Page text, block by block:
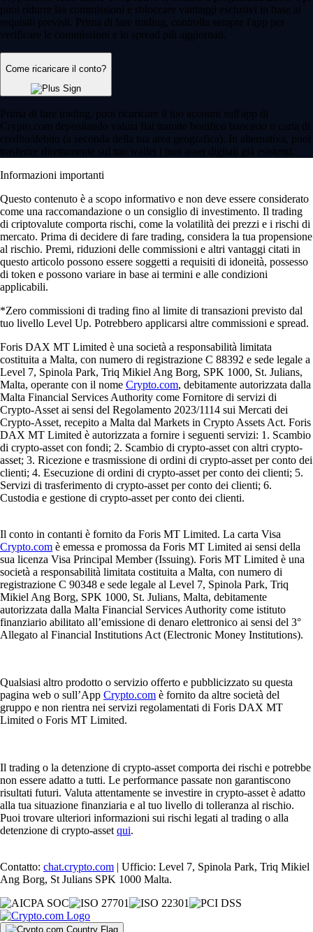
puoi ridurre las commissioni e sbloccare vantaggi esclusivi in base ai
requisiti previsti. Prima di fare trading, controlla sempre l'app per
verificare le commissioni e lo spread più aggiornati.
Come ricaricare il conto?
Prima di fare trading, puoi ricaricare il tuo account sull'app di
Crypto.com depositando valuta fiat tramite bonifico bancario o carta di
credito/debito (a seconda della tua area geografica). In alternativa, puoi
trasferire direttamente sul tuo wallet i tuoi asset digitali già esistenti.
Informazioni importanti
Questo contenuto è a scopo informativo e non deve essere considerato
come una raccomandazione o un consiglio di investimento. Il trading
di criptovalute comporta rischi, come la volatilità dei prezzi e i rischi di
mercato. Prima di decidere di fare trading, considera la tua propensione
al rischio. Premi, riduzioni delle commissioni e altri vantaggi citati in
questo articolo possono essere soggetti a requisiti di idoneità, possesso
di token e possono variare in base ai termini e alle condizioni
applicabili.
*Zero commissioni di trading fino al limite di transazioni previsto dal
tuo livello Level Up. Potrebbero applicarsi altre commissioni e spread.
Foris DAX MT Limited è una società a responsabilità limitata
costituita a Malta, con numero di registrazione C 88392 e sede legale a
Level 7, Spinola Park, Triq Mikiel Ang Borg, SPK 1000, St. Julians,
Malta, operante con il nome Crypto.com, debitamente autorizzata dalla
Malta Financial Services Authority come Fornitore di servizi di
Crypto-Asset ai sensi del Regolamento 2023/1114 sui Mercati dei
Crypto-Asset, recepito a Malta dal Markets in Crypto Assets Act. Foris
DAX MT Limited è autorizzata a fornire i seguenti servizi: 1. Scambio
di crypto-asset con fondi; 2. Scambio di crypto-asset con altri crypto-
asset; 3. Ricezione e trasmissione di ordini di crypto-asset per conto dei
clienti; 4. Esecuzione di ordini di crypto-asset per conto dei clienti; 5.
Servizi di trasferimento di crypto-asset per conto dei clienti; 6.
Custodia e gestione di crypto-asset per conto dei clienti.
Il conto in contanti è fornito da Foris MT Limited. La carta Visa
Crypto.com è emessa e promossa da Foris MT Limited ai sensi della
sua licenza Visa Principal Member (Issuing). Foris MT Limited è una
società a responsabilità limitata costituita a Malta, con numero di
registrazione C 90348 e sede legale al Level 7, Spinola Park, Triq
Mikiel Ang Borg, SPK 1000, St. Julians, Malta, debitamente
autorizzata dalla Malta Financial Services Authority come istituto
finanziario abilitato all’emissione di denaro elettronico ai sensi del 3°
Allegato al Financial Institutions Act (Electronic Money Institutions).
Qualsiasi altro prodotto o servizio offerto e pubblicizzato su questa
pagina web o sull’App Crypto.com è fornito da altre società del
gruppo e non rientra nei servizi regolamentati di Foris DAX MT
Limited o Foris MT Limited.
Il trading o la detenzione di crypto-asset comporta dei rischi e potrebbe
non essere adatto a tutti. Le performance passate non garantiscono
risultati futuri. Valuta attentamente se investire in crypto-asset è adatto
alla tua situazione finanziaria e al tuo livello di tolleranza al rischio.
Puoi trovare ulteriori informazioni sui rischi legati al trading o alla
detenzione di crypto-asset qui.
Contatto: chat.crypto.com | Ufficio: Level 7, Spinola Park, Triq Mikiel
Ang Borg, St Julians SPK 1000 Malta.